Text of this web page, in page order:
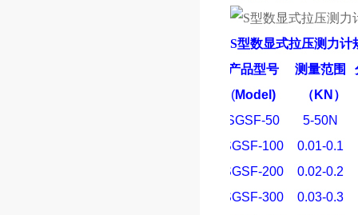
S型数显式拉压测力计
产品型号
(Model)
测量范围
（ KN ）
SGSF-50
5-50N
SGSF-100
0.01-0.1
SGSF-200
0.02-0.2
SGSF-300
0.03-0.3